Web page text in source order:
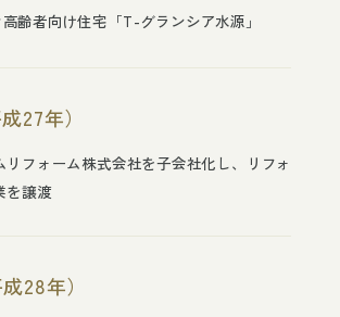
齢者向け住宅「T-グランシア水源」
27年）
リフォーム株式会社を子会社化し、リフォ
を譲渡
28年）